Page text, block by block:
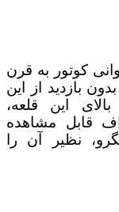
کوتور به قرن
بازدید از این
این قلعه،
قابل مشاهده
نظیر آن را